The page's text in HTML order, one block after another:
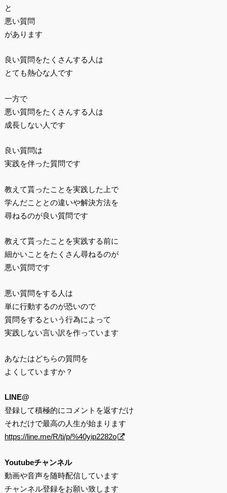
と
悪い質問
があります
良い質問をたくさんする人は
とても熱心な人です
一方で
悪い質問をたくさんする人は
成長しない人です
良い質問は
実践を伴った質問です
教えて貰ったことを実践した上で
学んだこととの違いや解決方法を
尋ねるのが良い質問です
教えて貰ったことを実践する前に
細かいことをたくさん尋ねるのが
悪い質問です
悪い質問をする人は
単に行動するのが恐いので
質問をするという行為によって
実践しない言い訳を作っています
あなたはどちらの質問を
よくしていますか？
LINE@
登録して積極的にコメントを返すだけ
それだけで最高の人生が始まります
https://line.me/R/ti/p/%40yip2282o
Youtubeチャンネル
動画や音声を随時配信しています
チャンネル登録をお願い致します